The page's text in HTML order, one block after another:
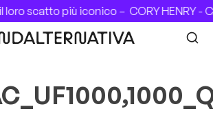
loro scatto più iconico –CORY HENRY -